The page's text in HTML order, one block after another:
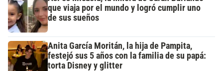
que viaja por el mundo y logró cumplir uno
de sus sueños
Anita García Moritán, la hija de Pampita,
festejó sus 5 años con la familia de su papá:
torta Disney y glitter